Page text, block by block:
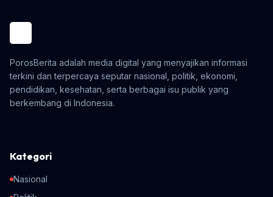
PorosBerita adalah media digital yang menyajikan informasi
terkini dan terpercaya seputar nasional, politik, ekonomi,
pendidikan, kesehatan, serta berbagai isu publik yang
berkembang di Indonesia.
Kategori
Nasional